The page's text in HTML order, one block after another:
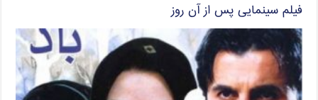
فیلم سینمایی پس از آن روز